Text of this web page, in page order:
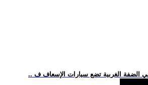
الضفة الغربية تضع سيارات الإسعاف ف